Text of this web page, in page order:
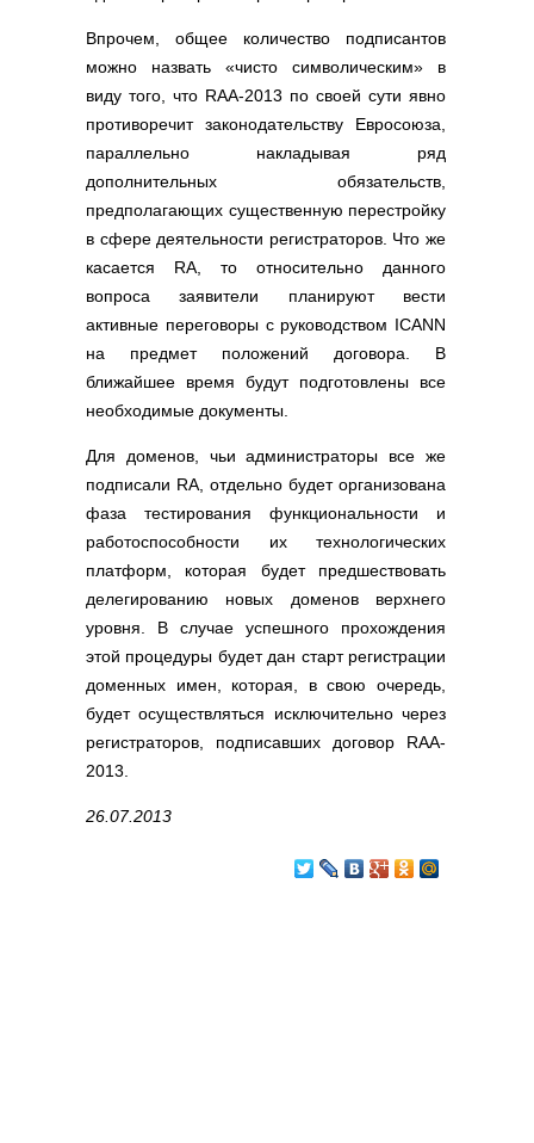
Впрочем, общее количество подписантов
можно назвать «чисто символическим» в
виду того, что RAA-2013 по своей сути явно
противоречит законодательству Евросоюза,
параллельно накладывая ряд
дополнительных обязательств,
предполагающих существенную перестройку
в сфере деятельности регистраторов. Что же
касается RA, то относительно данного
вопроса заявители планируют вести
активные переговоры с руководством ICANN
на предмет положений договора. В
ближайшее время будут подготовлены все
необходимые документы.
Для доменов, чьи администраторы все же
подписали RA, отдельно будет организована
фаза тестирования функциональности и
работоспособности их технологических
платформ, которая будет предшествовать
делегированию новых доменов верхнего
уровня. В случае успешного прохождения
этой процедуры будет дан старт регистрации
доменных имен, которая, в свою очередь,
будет осуществляться исключительно через
регистраторов, подписавших договор RAA-
2013.
26.07.2013